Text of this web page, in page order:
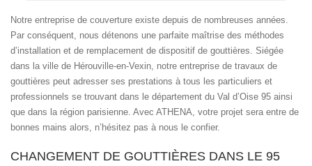
Notre entreprise de couverture existe depuis de nombreuses années.
Par conséquent, nous détenons une parfaite maîtrise des méthodes
d’installation et de remplacement de dispositif de gouttières. Siégée
dans la ville de Hérouville-en-Vexin, notre entreprise de travaux de
gouttières peut adresser ses prestations à tous les particuliers et
professionnels se trouvant dans le département du Val d’Oise 95 ainsi
que dans la région parisienne. Avec ATHENA, votre projet sera entre de
bonnes mains alors, n’hésitez pas à nous le confier.
CHANGEMENT DE GOUTTIÈRES DANS LE 95